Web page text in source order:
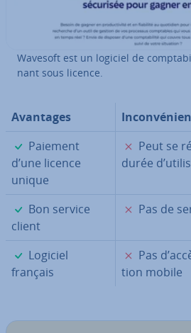
Wavesoft est un logiciel de
nant sous licence.
Avantages
✓
Paiement
d’une licence
unique
✗
Peut se
durée
✓
Bon service
client
✗
Pas de
✓Logiciel
français
✗
Pas
tion mobile